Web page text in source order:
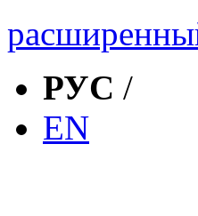
РУС /
EN